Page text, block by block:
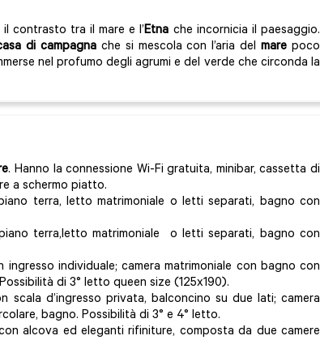
contrasto tra il mare e l’Etna che incornicia il paesaggio.
di campagnache si mescola con l’aria delmare poco
nel profumo degli agrumi e del verde che circonda la
. Hanno la connessione Wi-Fi gratuita, minibar, cassetta di
a schermo piatto.
terra, letto matrimoniale o letti separati, bagno con
terra,letto matrimoniale o letti separati, bagno con
individuale; camera matrimoniale con bagno con
di 3° letto queen size (125x190).
scala d’ingresso privata, balconcino su due lati; camera
bagno. Possibilità di 3° e 4° letto.
alcova ed eleganti rifiniture, composta da due camere